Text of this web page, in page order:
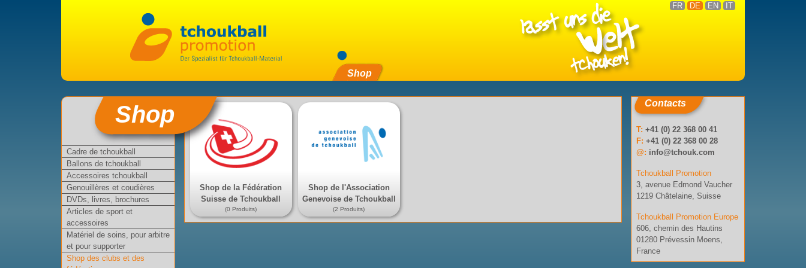
Shop
FR DE EN IT
Shop
Cadre de tchoukball
Ballons de tchoukball
Accessoires tchoukball
Genouillères et coudières
DVDs, livres, brochures
Articles de sport et
accessoires
Matériel de soins, pour arbitre
et pour supporter
Shop des clubs et des
Shop de la Fédération
Suisse de Tchoukball
(0 Produits)
Shop de l'Association
Genevoise de Tchoukball
(2 Produits)
Contacts
T: +41 (0) 22 368 00 41
F: +41 (0) 22 368 00 28
@: info@tchouk.com
Tchoukball Promotion
3, avenue Edmond Vaucher
1219 Châtelaine, Suisse
Tchoukball Promotion Europe
606, chemin des Hautins
01280 Prévessin Moens,
France